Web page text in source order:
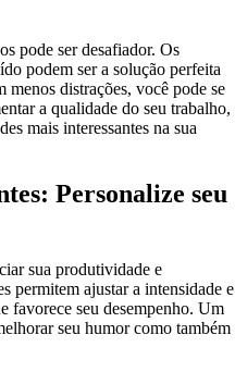
pode ser desafiador. Os
podem ser a solução perfeita
menos distrações, você pode se
a qualidade do seu trabalho,
mais interessantes na sua
Personalize seu
sua produtividade e
permitem ajustar a intensidade e
favorece seu desempenho. Um
seu humor como também